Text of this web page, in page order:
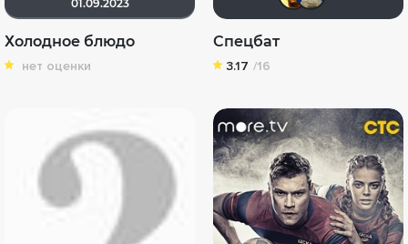
01.09.2023
Холодное блюдо
нет оценки
Спецбат
3.17 /16